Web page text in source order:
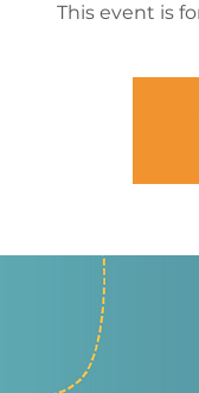
This event is